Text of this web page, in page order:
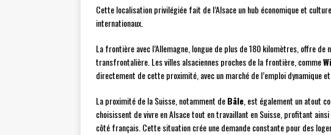
Cette localisation privilégiée fait de l’Alsace un hub économique et
internationaux.
La frontière avec l’Allemagne, longue de plus de 180 kilomètres, offre
transfrontalière. Les villes alsaciennes proches de la frontière, comme
directement de cette proximité, avec un marché de l’emploi dynamique
La proximité de la Suisse, notamment deBâle , est également un atout
choisissent de vivre en Alsace tout en travaillant en Suisse, profitant
côté français. Cette situation crée une demande constante pour des